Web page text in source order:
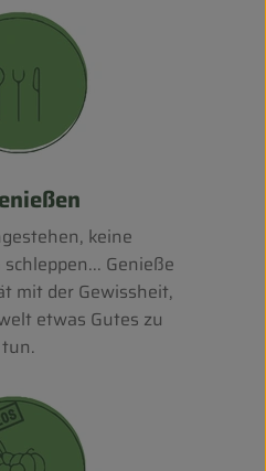
keine
Genieße
mit der Gewissheit,
etwas Gutes zu
tun.